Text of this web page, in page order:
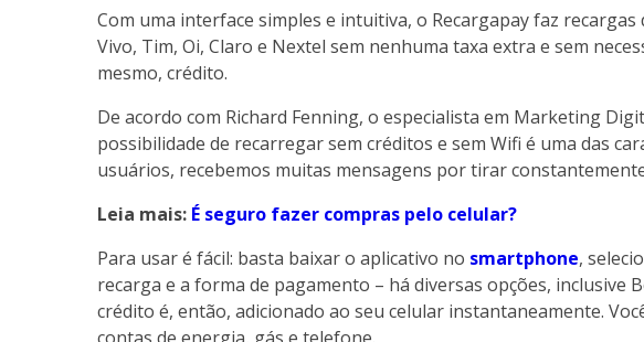
Com uma interface simples e intuitiva, o Recargapay faz
Vivo, Tim, Oi, Claro e Nextel sem nenhuma taxa extra e sem
mesmo, crédito.
De acordo com Richard Fenning, o especialista em Marketing
possibilidade de recarregar sem créditos e sem Wifi é uma das
usuários, recebemos muitas mensagens por tirar
Leia mais: É seguro fazer compras pelo celular?
Para usar é fácil: basta baixar o aplicativo no smartphone,
recarga e a forma de pagamento – há diversas opções, inclusive
crédito é, então, adicionado ao seu celular instantaneamente.